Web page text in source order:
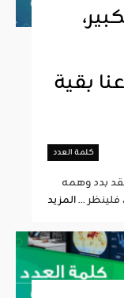
بقية
كلمة العدد
...